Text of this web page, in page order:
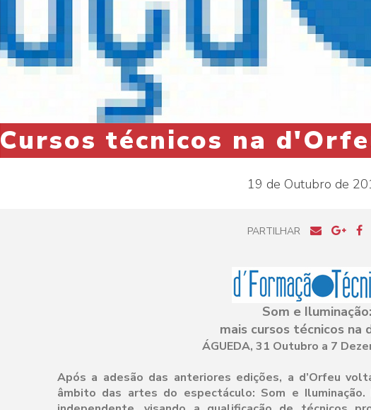
Cursos técnicos na
19 de Outubro de
PARTILHAR
Som e Iluminação:
mais cursos técnicos na
ÁGUEDA, 31 Outubro a 7
Após a adesão das anteriores edições, a d’Orfeu
âmbito das artes do espectáculo: Som e